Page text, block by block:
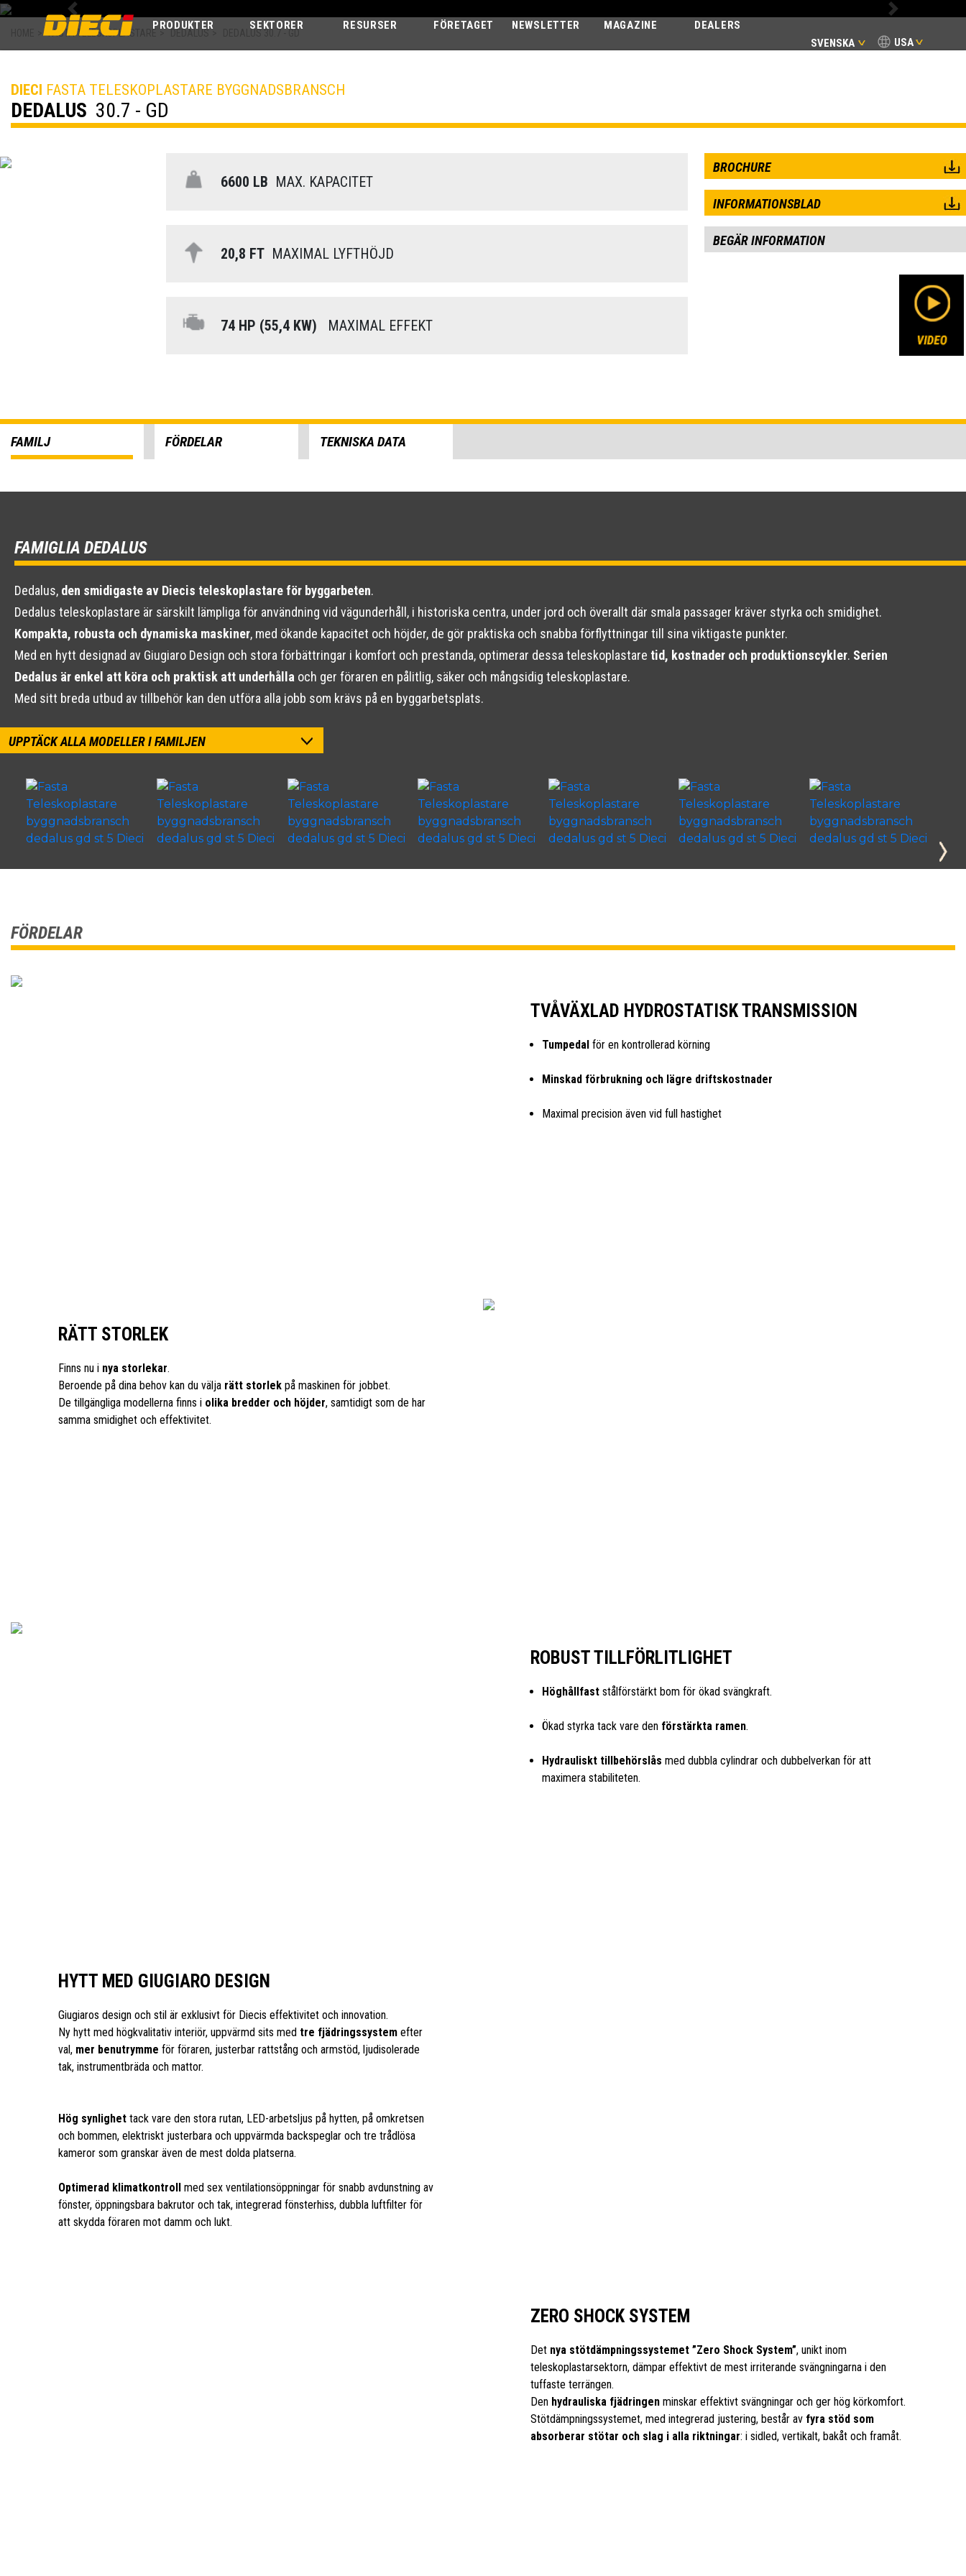
USA
SVENSKA
NEWSLETTER MAGAZINE DEALERS
PRODUKTER SEKTORER RESURSER FÖRETAGET
Previous Next
DEDALUS
FASTA TELESKOPLASTARE
DIECI FASTA TELESKOPLASTARE BYGGNADSBRANSCH
DEDALUS 30.7 - GD
6600 LB MAX. KAPACITET
20,8 FTMAXIMAL LYFTHÖJD
74 HP (55,4 KW) MAXIMAL EFFEKT
BROCHURE
INFORMATIONSBLAD
BEGÄR INFORMATION
FAMILJ FÖRDELAR TEKNISKA DATA
FAMIGLIA DEDALUS
Dedalus, den smidigaste av Diecis teleskoplastare för byggarbeten.
Dedalus teleskoplastare är särskilt lämpliga för användning vid vägunderhåll, i historiska centra, under jord och överallt där smala passager kräver styrka och smidighet.
Kompakta, robusta och dynamiska maskiner, med ökande kapacitet och höjder, de gör praktiska och snabba förflyttningar till sina viktigaste punkter.
Med en hytt designad av Giugiaro Design och stora förbättringar i komfort och prestanda, optimerar dessa teleskoplastare tid, kostnader och produktionscykler. Serien
Dedalus är enkel att köra och praktisk att underhålla och ger föraren en pålitlig, säker och mångsidig teleskoplastare.
Med sitt breda utbud av tillbehör kan den utföra alla jobb som krävs på en byggarbetsplats.
UPPTÄCK ALLA MODELLER I FAMILJEN
FÖRDELAR
TVÅVÄXLAD HYDROSTATISK TRANSMISSION
Tumpedalför en kontrollerad körning
Minskad förbrukning och lägre driftskostnader
Maximal precision även vid full hastighet
RÄTT STORLEK
Finns nu i nya storlekar.
Beroende på dina behov kan du välja rätt storlekpå maskinen för jobbet.
De tillgängliga modellerna finns i olika bredder och höjder, samtidigt som de har
samma smidighet och effektivitet.
ROBUST TILLFÖRLITLIGHET
Höghållfaststålförstärkt bom för ökad svängkraft.
Ökad styrka tack vare den förstärkta ramen.
Hydrauliskt tillbehörslås med dubbla cylindrar och dubbelverkan för att
maximera stabiliteten.
HYTT MED GIUGIARO DESIGN
Giugiaros design och stil är exklusivt för Diecis effektivitet och innovation.
Ny hytt med högkvalitativ interiör, uppvärmd sits med tre fjädringssystemefter
val, mer benutrymme för föraren, justerbar rattstång och armstöd, ljudisolerade
tak, instrumentbräda och mattor.
Hög synlighettack vare den stora rutan, LED-arbetsljus på hytten, på omkretsen
och bommen, elektriskt justerbara och uppvärmda backspeglar och tre trådlösa
kameror som granskar även de mest dolda platserna.
Optimerad klimatkontrollmed sex ventilationsöppningar för snabb avdunstning av
fönster, öppningsbara bakrutor och tak, integrerad fönsterhiss, dubbla luftfilter för
att skydda föraren mot damm och lukt.
ZERO SHOCK SYSTEM
Det nya stötdämpningssystemet ”Zero Shock System”, unikt inom
teleskoplastarsektorn, dämpar effektivt de mest irriterande svängningarna i den
tuffaste terrängen.
Den hydrauliska fjädringenminskar effektivt svängningar och ger hög körkomfort.
Stötdämpningssystemet, med integrerad justering, består av fyra stöd som
absorberar stötar och slag i alla riktningar: i sidled, vertikalt, bakåt och framåt.